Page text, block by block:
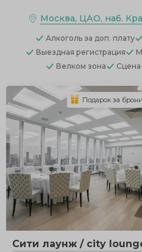
Москва, ЦАО, наб.
Алкоголь за доп. плату
Выездная регистрация
Велком зона
Сцена
Сити лаунж / city
Подарок за